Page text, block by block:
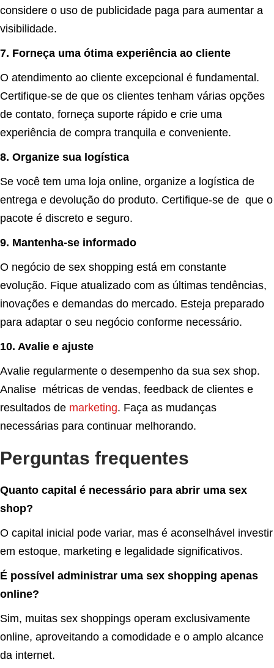
considere o uso de publicidade paga para aumentar a
visibilidade.
7. Forneça uma ótima experiência ao cliente
O atendimento ao cliente excepcional é fundamental.
Certifique-se de que os clientes tenham várias opções
de contato, forneça suporte rápido e crie uma
experiência de compra tranquila e conveniente.
8. Organize sua logística
Se você tem uma loja online, organize a logística de
entrega e devolução do produto. Certifique-se de que o
pacote é discreto e seguro.
9. Mantenha-se informado
O negócio de sex shopping está em constante
evolução. Fique atualizado com as últimas tendências,
inovações e demandas do mercado. Esteja preparado
para adaptar o seu negócio conforme necessário.
10. Avalie e ajuste
Avalie regularmente o desempenho da sua sex shop.
Analise métricas de vendas, feedback de clientes e
resultados de marketing. Faça as mudanças
necessárias para continuar melhorando.
Perguntas frequentes
Quanto capital é necessário para abrir uma sex
shop?
O capital inicial pode variar, mas é aconselhável investir
em estoque, marketing e legalidade significativos.
É possível administrar uma sex shopping apenas
online?
Sim, muitas sex shoppings operam exclusivamente
online, aproveitando a comodidade e o amplo alcance
da internet.